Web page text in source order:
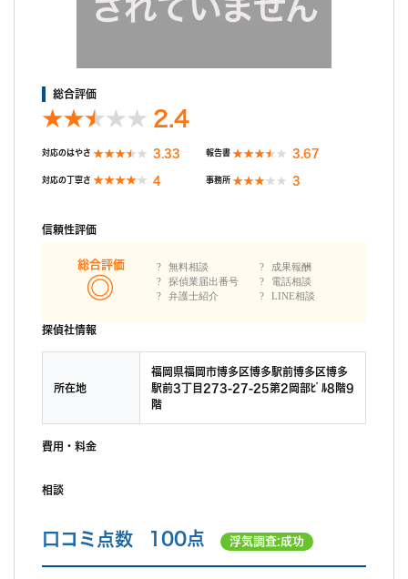
総合評価
2.4
対応のはやさ 3.33 報告書 3.67
対応の丁寧さ 4 事務所 3
信頼性評価
総合評価
無料相談
探偵業届出番号
弁護士紹介
成果報酬
電話相談
LINE相談
探偵社情報
所在地
福岡県福岡市博多区博多駅前博多区博多
駅前3丁目273-27-25第2岡部ﾋﾞﾙ8階9
階
費用・料金
相談
口コミ点数 100点 浮気調査:成功